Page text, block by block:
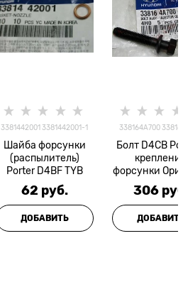
3381442001 3381442001-1
Шайба форсунки
(распылитель)
Porter D4BF TYB
62 руб.
ДОБАВИТЬ
338164A700
Болт D4CB
форсунки
M8x1.25
306